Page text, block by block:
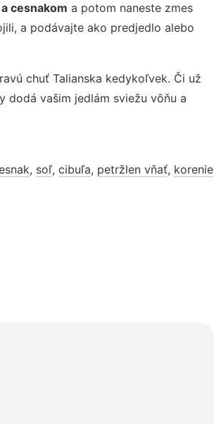
cesnakom a potom naneste zmes
a podávajte ako predjedlo alebo
chuť Talianska kedykoľvek. Či už
dodá vašim jedlám sviežu vôňu a
, soľ, cibuľa, petržlen vňať, korenie